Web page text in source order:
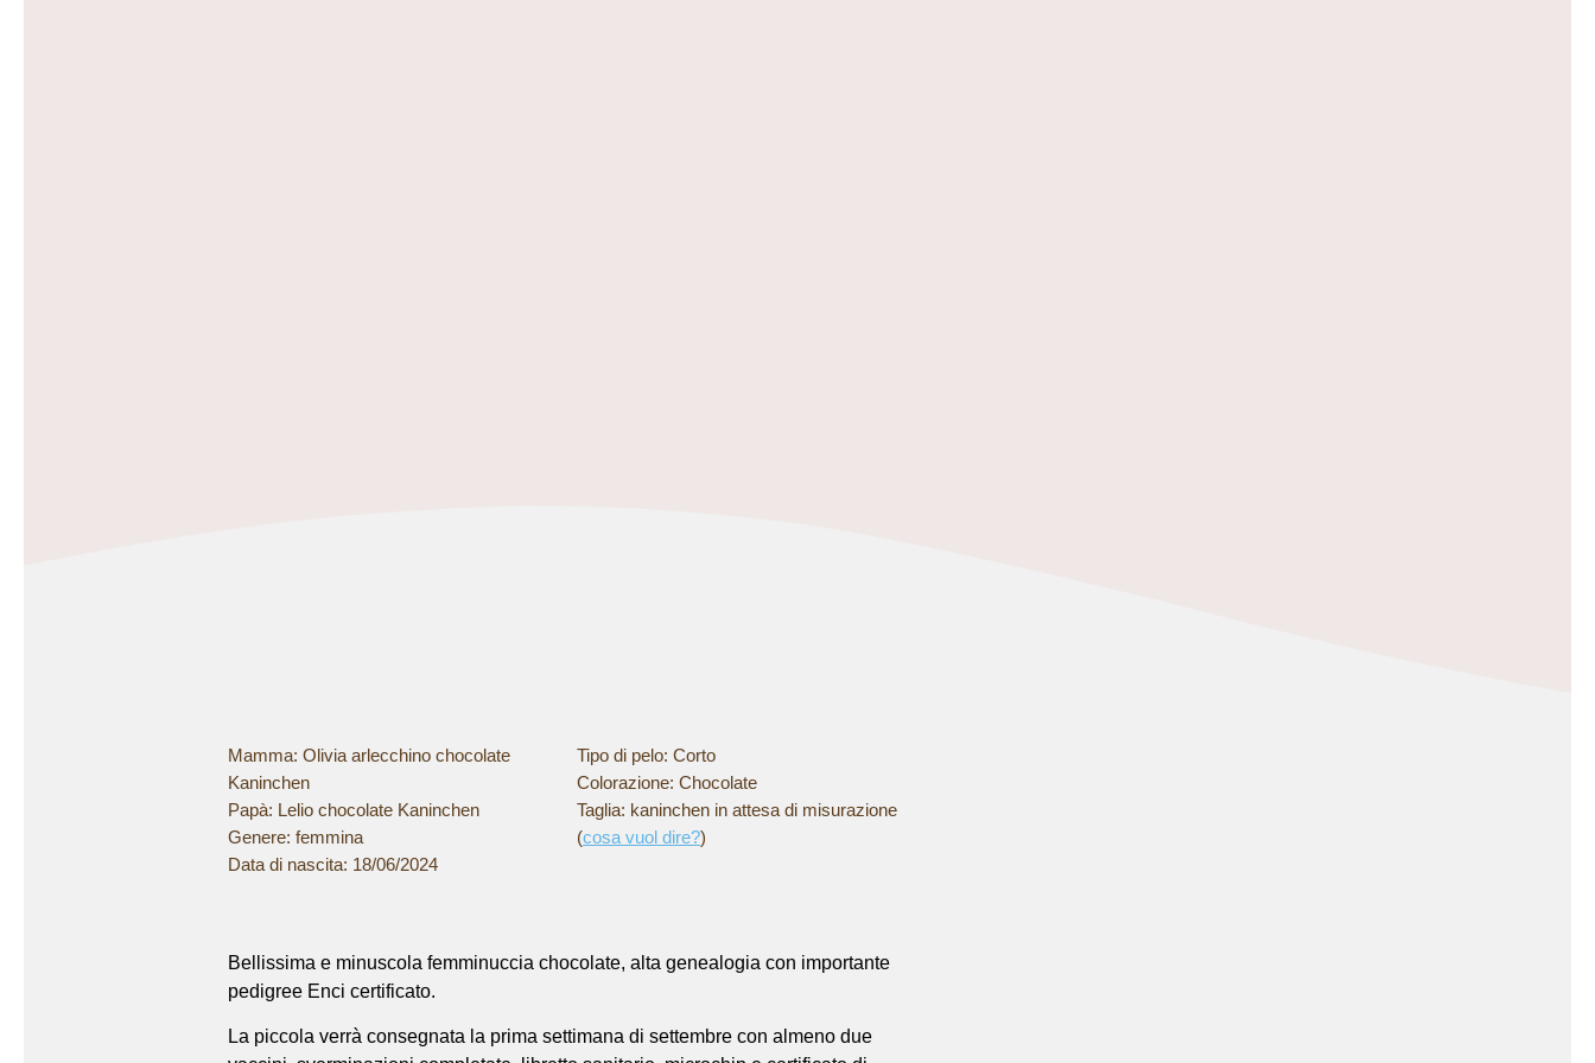
Mamma: Olivia arlecchino chocolate
Kaninchen
Papà: Lelio chocolate Kaninchen
Genere: femmina
Data di nascita: 18/06/2024
Tipo di pelo: Corto
Colorazione: Chocolate
Taglia: kaninchen in attesa di misurazione
(cosa vuol dire?)
Bellissima e minuscola femminuccia chocolate, alta genealogia con importante
pedigree Enci certificato.
La piccola verrà consegnata la prima settimana di settembre con almeno due